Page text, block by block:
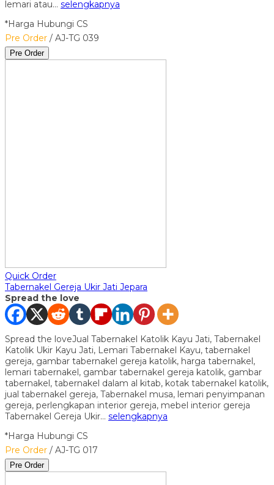
lemari atau… selengkapnya
*Harga Hubungi CS
Pre Order / AJ-TG 039
Pre Order
Quick Order
Tabernakel Gereja Ukir Jati Jepara
Spread the love
Spread the loveJual Tabernakel Katolik Kayu Jati, Tabernakel
Katolik Ukir Kayu Jati, Lemari Tabernakel Kayu, tabernakel
gereja, gambar tabernakel gereja katolik, harga tabernakel,
lemari tabernakel, gambar tabernakel gereja katolik, gambar
tabernakel, tabernakel dalam al kitab, kotak tabernakel katolik,
jual tabernakel gereja, Tabernakel musa, lemari penyimpanan
gereja, perlengkapan interior gereja, mebel interior gereja
Tabernakel Gereja Ukir… selengkapnya
*Harga Hubungi CS
Pre Order / AJ-TG 017
Pre Order